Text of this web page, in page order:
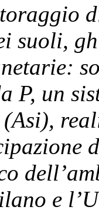
suoli,
P, un
e